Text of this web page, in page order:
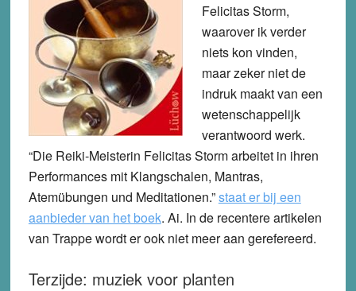
Felicitas Storm,
waarover ik verder
niets kon vinden,
maar zeker niet de
indruk maakt van een
wetenschappelijk
verantwoord werk.
“Die Reiki-Meisterin Felicitas Storm arbeitet in ihren
Performances mit Klangschalen, Mantras,
Atemübungen und Meditationen.”staat er bij een
aanbieder van het boek. Ai. In de recentere artikelen
van Trappe wordt er ook niet meer aan gerefereerd.
Terzijde: muziek voor planten